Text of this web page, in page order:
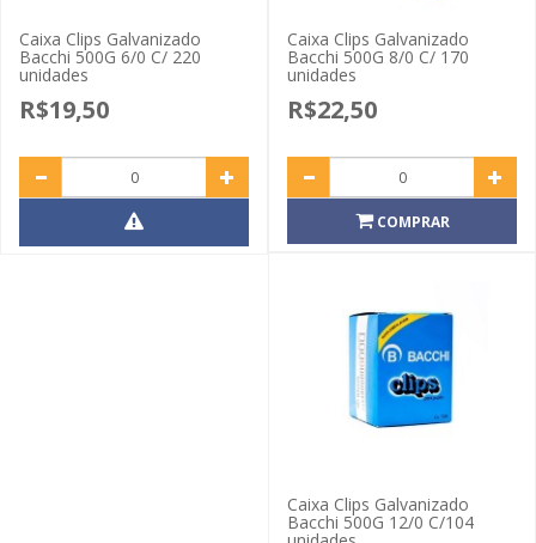
Caixa Clips Galvanizado
Bacchi 500G 6/0 C/ 220
unidades
R$19,50
Caixa Clips Galvanizado
Bacchi 500G 8/0 C/ 170
unidades
R$22,50
COMPRAR
Caixa Clips Galvanizado
Bacchi 500G 12/0 C/104